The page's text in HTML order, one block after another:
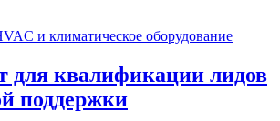
и климатическое оборудование
для квалификации лидов
поддержки